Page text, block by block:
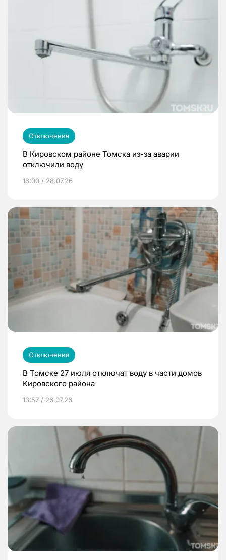
Отключения
В Кировском районе Томска из-за аварии
отключили воду
16:00 / 28.07.26
Отключения
В Томске 27 июля отключат воду в части домов
Кировского района
13:57 / 26.07.26